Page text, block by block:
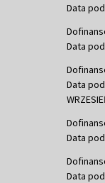
Data
Data
Data
Data
Data